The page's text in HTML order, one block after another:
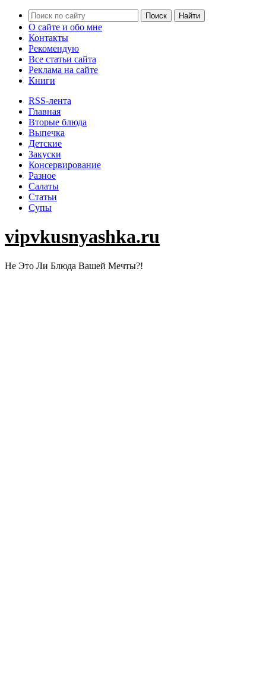
О сайте и обо мне
Контакты
Рекомендую
Все статьи сайта
Реклама на сайте
Книги
RSS-лента
Главная
Вторые блюда
Выпечка
Детские
Закуски
Консервирование
Разное
Салаты
Статьи
Супы
vipvkusnyashka.ru
Не Это Ли Блюда Вашей Мечты?!